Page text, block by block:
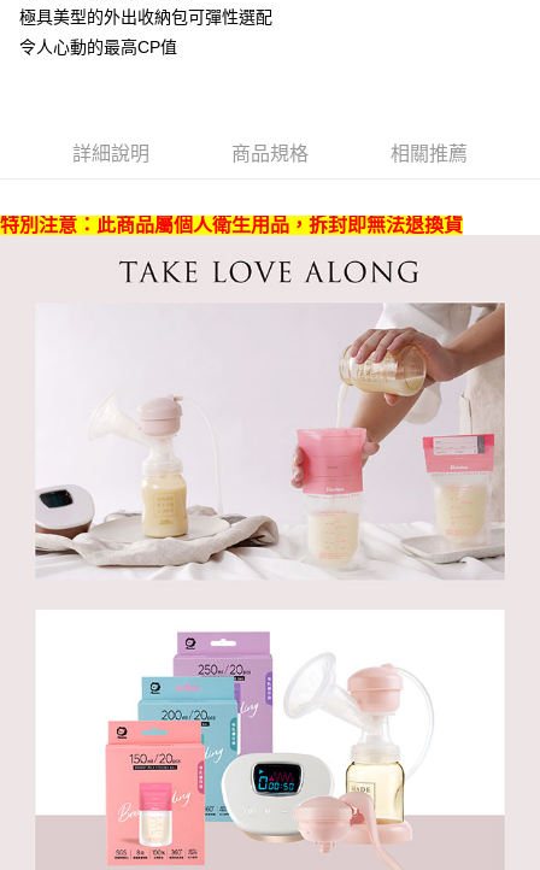
3.完整用戶服務條款，請詳閱以下連結：
客戶支援中心」https://netprotections.freshdesk.com/support/home
【注意事項】
２．關於個人資料處理事宜，請瀏覽以下網址：
https://aftee.tw/terms/#terms3
任。
時審查核予不同之上限額度；若仍有額度不足之情形，本公司將視審查結果
５．嚴禁一人註冊多個帳號或使用他人資訊註冊。若發現惡意使用之情形，
恩沛科技股份有限公司將有權停止該用戶之使用額度並採取法律行動。
極具美型的外出收納包可彈性選配
令人心動的最高CP值
詳細說明 商品規格 相關推薦
特別注意：此商品屬個人衛生用品，拆封即無法退換貨